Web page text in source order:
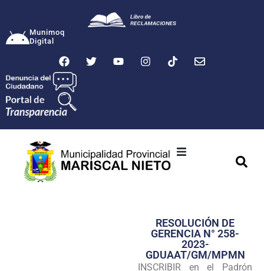
Munimoq
Digital
Transparencia
Seguridad
RESOLUCIÓN DE
GERENCIA N° 258-
2023-
GDUAAT/GM/MPMN
INSCRIBIR en el Padrón